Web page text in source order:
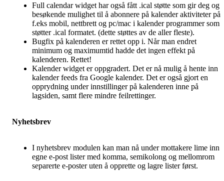
Full calendar widget har også fått .ical støtte som gir deg og
besøkende mulighet til å abonnere på kalender aktiviteter på
f.eks mobil, nettbrett og pc/mac i kalender programmer som
støtter .ical formatet. (dette støttes av de aller fleste).
Bugfix på kalenderen er rettet opp i. Når man endret
minimum og maximumtid hadde det ingen effekt på
kalenderen. Rettet!
Kalender widget er oppgradert. Det er nå mulig å hente inn
kalender feeds fra Google kalender. Det er også gjort en
opprydning under innstillinger på kalenderen inne på
lagsiden, samt flere mindre feilrettinger.
Nyhetsbrev
I nyhetsbrev modulen kan man nå under mottakere lime inn
egne e-post lister med komma, semikolong og mellomrom
separerte e-poster uten å opprette og lagre lister først.